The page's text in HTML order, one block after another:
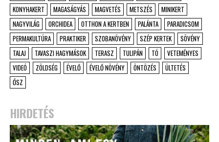
KONYHAKERT
MAGASÁGYÁS MAGVETÉS METSZÉS
MINIKERT
NAGYVILÁG
ORCHIDEA OTTHON A KERTBEN PALÁNTA
PARADICSOM
PERMAKULTÚRA
PRAKTIKER SZOBANÖVÉNY SZÉP KERTEK
SÖVÉNY
TALAJ
TAVASZI HAGYMÁSOK TERASZ TULIPÁN TÓ
VETEMÉNYES
VIDEÓ
ZÖLDSÉG ÉVELŐ ÉVELŐ NÖVÉNY ÖNTÖZÉS
ÜLTETÉS
ŐSZ
HIRDETÉS